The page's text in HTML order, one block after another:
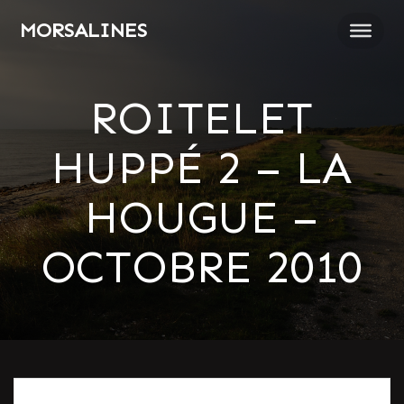
MORSALINES
ROITELET
HUPPÉ 2 – LA
HOUGUE –
OCTOBRE 2010